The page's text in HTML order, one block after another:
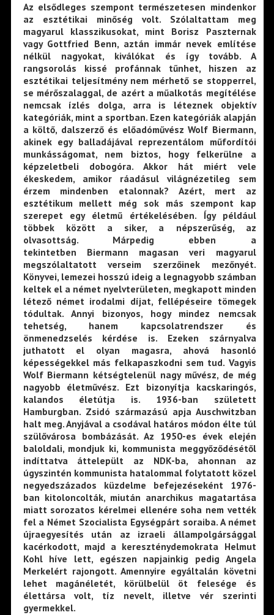
Az elsődleges szempont természetesen mindenkor
az esztétikai minőség volt. Szólaltattam meg
magyarul klasszikusokat, mint Borisz Paszternak
vagy Gottfried Benn, aztán immár nevek említése
nélkül nagyokat, kiválókat és így tovább. A
rangsorolás kissé profánnak tűnhet, hiszen az
esztétikai teljesítmény nem mérhető se stopperrel,
se mérőszalaggal, de azért a műalkotás megítélése
nemcsak ízlés dolga, arra is léteznek objektív
kategóriák, mint a sportban. Ezen kategóriák alapján
a költő, dalszerző és előadóművész Wolf Biermann,
akinek egy balladájával reprezentálom műfordítói
munkásságomat, nem biztos, hogy felkerülne a
képzeletbeli dobogóra. Akkor hát miért vele
ékeskedem, amikor ráadásul világnézetileg sem
érzem mindenben etalonnak? Azért, mert az
esztétikum mellett még sok más szempont kap
szerepet egy életmű értékelésében. Így például
többek között a siker, a népszerűség, az
olvasottság. Márpedig ebben a
tekintetben Biermann magasan veri magyarul
megszólaltatott verseim szerzőinek mezőnyét.
Könyvei, lemezei hosszú ideig a legnagyobb számban
keltek el a német nyelvterületen, megkapott minden
létező német irodalmi díjat, fellépéseire tömegek
tódultak. Annyi bizonyos, hogy mindez nemcsak
tehetség, hanem kapcsolatrendszer és
önmenedzselés kérdése is. Ezeken szárnyalva
juthatott el olyan magasra, ahová hasonló
képességekkel más felkapaszkodni sem tud. Vagyis
Wolf Biermann kétségtelenül nagy művész, de még
nagyobb életművész. Ezt bizonyítja kacskaringós,
kalandos életútja is. 1936-ban született
Hamburgban. Zsidó származású apja Auschwitzban
halt meg. Anyjával a csodával határos módon élte túl
szülővárosa bombázását. Az 1950-es évek elején
baloldali, mondjuk ki, kommunista meggyőződésétől
indíttatva áttelepült az NDK-ba, ahonnan az
úgyszintén kommunista hatalommal folytatott közel
negyedszázados küzdelme befejezéseként 1976-
ban kitoloncolták, miután anarchikus magatartása
miatt sorozatos kérelmei ellenére soha nem vették
fel a Német Szocialista Egységpárt soraiba. A német
újraegyesítés után az izraeli állampolgársággal
kacérkodott, majd a kereszténydemokrata Helmut
Kohl híve lett, egészen napjainkig pedig Angela
Merkelért rajongott. Amennyire egyáltalán követni
lehet magánéletét, körülbelül öt felesége és
élettársa volt, tíz nevelt, illetve vér szerinti
gyermekkel.